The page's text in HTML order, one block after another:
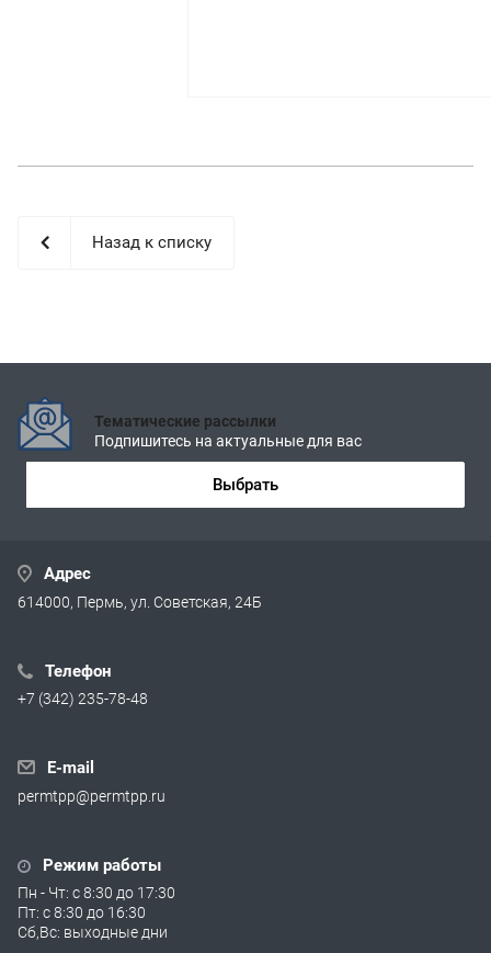
Назад к списку
Тематические рассылки
Подпишитесь на актуальные для вас
Выбрать
Адрес
614000, Пермь, ул. Советская, 24Б
Телефон
+7 (342) 235-78-48
E-mail
permtpp@permtpp.ru
Режим работы
Пн - Чт: с 8:30 до 17:30
Пт: с 8:30 до 16:30
Сб,Вс: выходные дни